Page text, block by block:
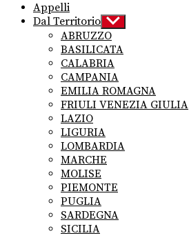
Appelli
Dal Territorio Show
sub
menu
ABRUZZO
BASILICATA
CALABRIA
CAMPANIA
EMILIA ROMAGNA
FRIULI VENEZIA GIULIA
LAZIO
LIGURIA
LOMBARDIA
MARCHE
MOLISE
PIEMONTE
PUGLIA
SARDEGNA
SICILIA